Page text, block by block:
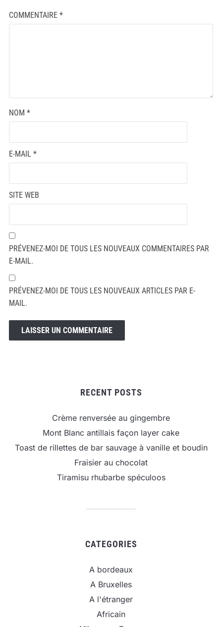
COMMENTAIRE *
NOM *
E-MAIL *
SITE WEB
PRÉVENEZ-MOI DE TOUS LES NOUVEAUX COMMENTAIRES PAR
E-MAIL.
PRÉVENEZ-MOI DE TOUS LES NOUVEAUX ARTICLES PAR E-
MAIL.
RECENT POSTS
Crème renversée au gingembre
Mont Blanc antillais façon layer cake
Toast de rillettes de bar sauvage à vanille et boudin
Fraisier au chocolat
Tiramisu rhubarbe spéculoos
CATEGORIES
A bordeaux
A Bruxelles
A l'étranger
Africain